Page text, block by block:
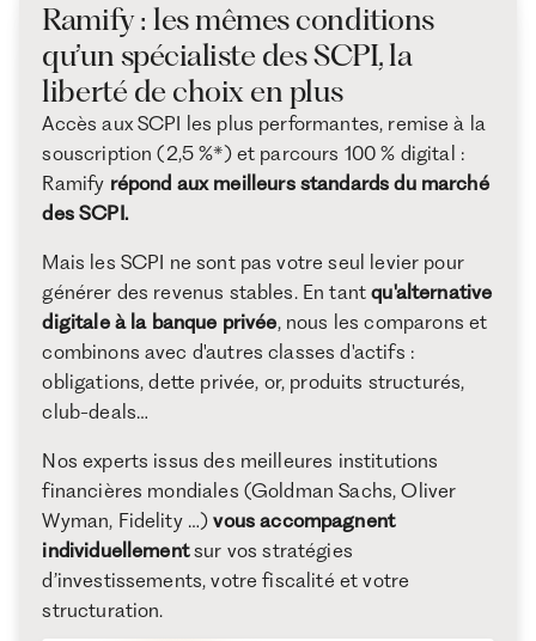
Ramify : les mêmes conditions
qu’un spécialiste des SCPI, la
liberté de choix en plus
Accès aux SCPI les plus performantes, remise à la
souscription (2,5 %*) et parcours 100 % digital :
Ramify répond aux meilleurs standards du marché
des SCPI.
Mais les SCPI ne sont pas votre seul levier pour
générer des revenus stables. En tantqu'alternative
digitale à la banque privée, nous les comparons et
combinons avec d'autres classes d'actifs :
obligations, dette privée, or, produits structurés,
club-deals…
Nos experts issus des meilleures institutions
financières mondiales (Goldman Sachs, Oliver
Wyman, Fidelity …)vous accompagnent
individuellementsur vos stratégies
d’investissements, votre fiscalité et votre
structuration.